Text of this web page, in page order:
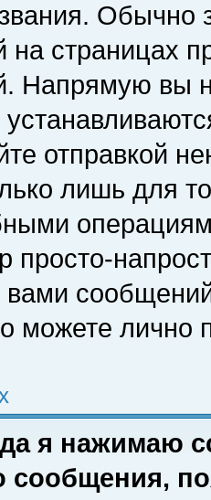
Обычно
на страницах
Напрямую вы
отправкой
лишь для
просто-
вами
можете лично
я нажимаю
сообщения,